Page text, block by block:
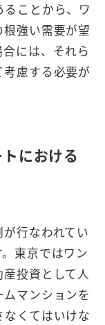
ことから、ワ
強い需要が望
には、それら
慮する必要が
における
行なわれてい
東京ではワン
投資として人
マンションを
くてはいけな